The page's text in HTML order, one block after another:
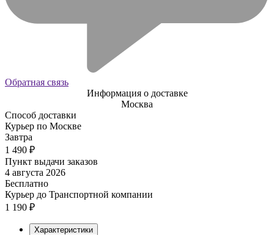
Обратная связь
Информация о доставке
Москва
Способ доставки
Курьер по Москве
Завтра
1 490 ₽
Пункт выдачи заказов
4 августа 2026
Бесплатно
Курьер до Транспортной компании
1 190 ₽
Характеристики